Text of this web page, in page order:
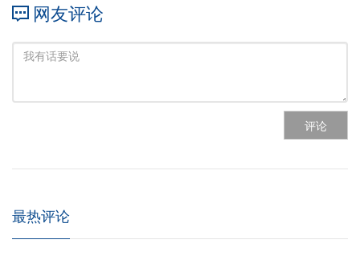
网友评论
评论
最热评论